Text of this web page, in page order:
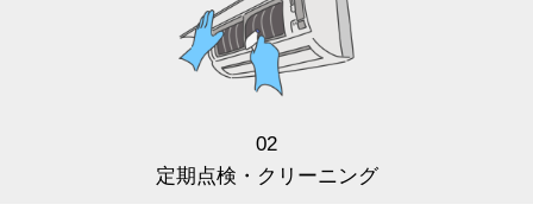
02
定期点検・クリーニング